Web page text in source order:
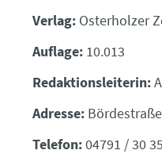
Verlag: Osterholzer
Auflage: 10.013
Redaktionsleiterin:
Adresse:
Telefon:04791 / 30